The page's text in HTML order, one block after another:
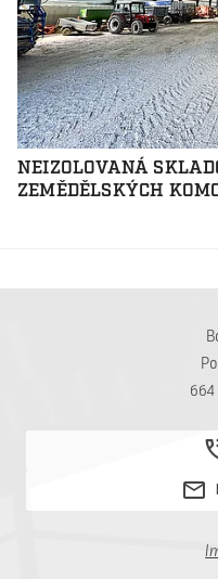
NEIZOLOVANÁ
ZEMĚDĚLSKÝCH